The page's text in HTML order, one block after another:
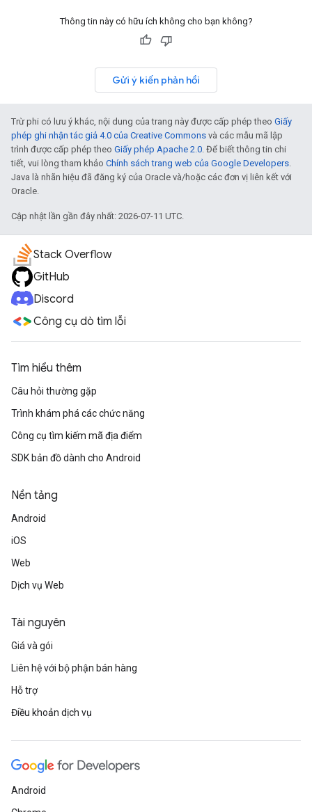
Thông tin này có hữu ích không cho bạn không?
Gửi ý kiến phản hồi
Trừ phi có lưu ý khác, nội dung của trang này được cấp phép theo Giấy
phép ghi nhận tác giả 4.0 của Creative Commons và các mẫu mã lập
trình được cấp phép theo Giấy phép Apache 2.0. Để biết thông tin chi
tiết, vui lòng tham khảo Chính sách trang web của Google Developers.
Java là nhãn hiệu đã đăng ký của Oracle và/hoặc các đơn vị liên kết với
Oracle.
Cập nhật lần gần đây nhất: 2026-07-11 UTC.
Stack Overflow
GitHub
Discord
Công cụ dò tìm lỗi
Tìm hiểu thêm
Câu hỏi thường gặp
Trình khám phá các chức năng
Công cụ tìm kiếm mã địa điểm
SDK bản đồ dành cho Android
Nền tảng
Android
iOS
Web
Dịch vụ Web
Tài nguyên
Giá và gói
Liên hệ với bộ phận bán hàng
Hỗ trợ
Điều khoản dịch vụ
Android